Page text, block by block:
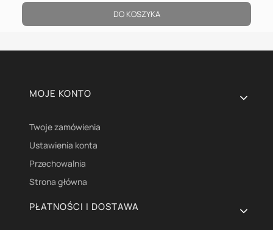
DO KOSZYKA
Linki w stopce
MOJE KONTO
Twoje zamówienia
Ustawienia konta
Przechowalnia
Strona główna
PŁATNOŚCI I DOSTAWA